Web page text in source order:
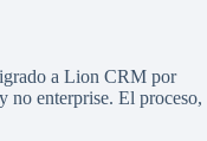
a Lion CRM por
no enterprise. El proceso,